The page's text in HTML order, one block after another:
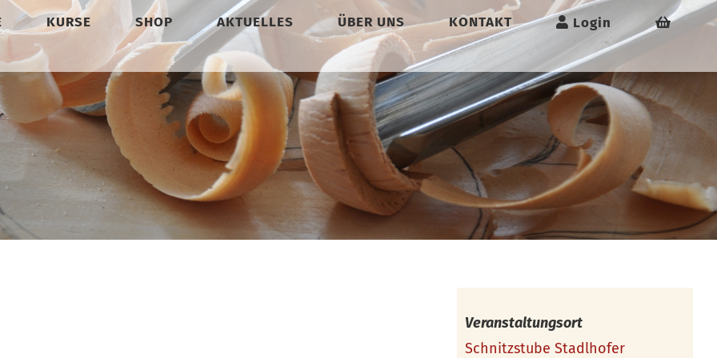
KURSE SHOP AKTUELLES ÜBER UNS KONTAKT Login
Veranstaltungsort
Schnitzstube Stadlhofer